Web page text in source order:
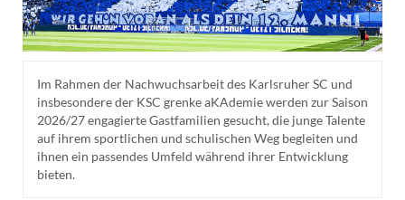
Im Rahmen der Nachwuchsarbeit des Karlsruher SC und
insbesondere der KSC grenke aKAdemie werden zur Saison
2026/27 engagierte Gastfamilien gesucht, die junge Talente
auf ihrem sportlichen und schulischen Weg begleiten und
ihnen ein passendes Umfeld während ihrer Entwicklung
bieten.